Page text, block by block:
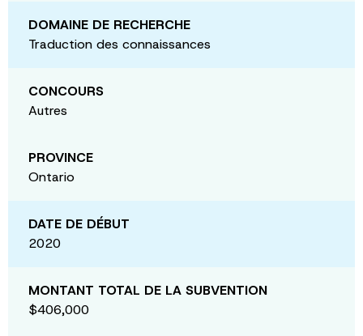
DOMAINE DE RECHERCHE
Traduction des connaissances
CONCOURS
Autres
PROVINCE
Ontario
DATE DE DÉBUT
2020
MONTANT TOTAL DE LA SUBVENTION
$406,000